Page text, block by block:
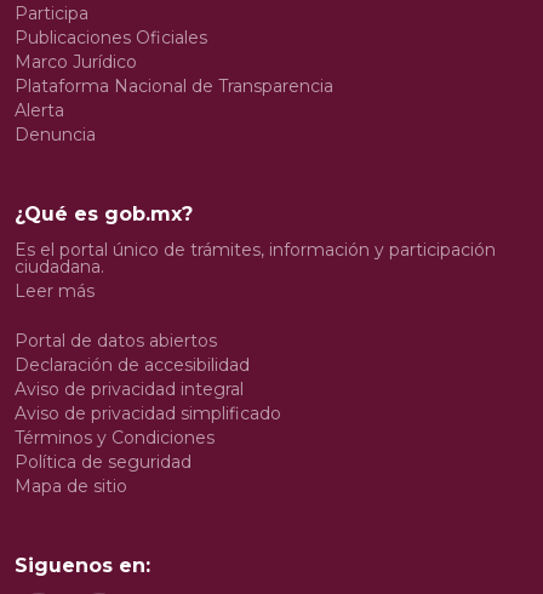
Participa
Publicaciones Oficiales
Marco Jurídico
Plataforma Nacional de Transparencia
Alerta
Denuncia
¿Qué es gob.mx?
Es el portal único de trámites, información y participación
ciudadana.
Leer más
Portal de datos abiertos
Declaración de accesibilidad
Aviso de privacidad integral
Aviso de privacidad simplificado
Términos y Condiciones
Política de seguridad
Mapa de sitio
Siguenos en: